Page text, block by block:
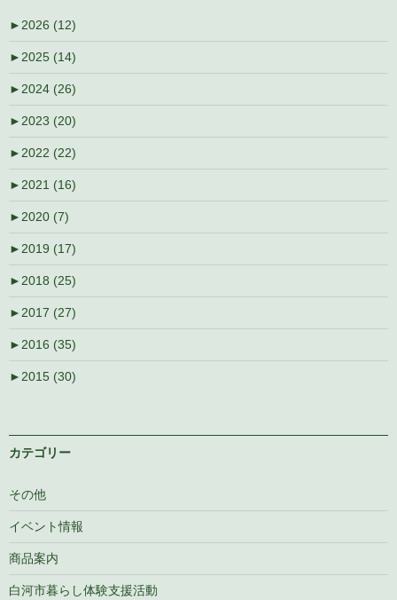
► 2026 (12)
► 2025 (14)
► 2024 (26)
► 2023 (20)
► 2022 (22)
► 2021 (16)
► 2020 (7)
► 2019 (17)
► 2018 (25)
► 2017 (27)
► 2016 (35)
► 2015 (30)
カテゴリー
その他
イベント情報
商品案内
白河市暮らし体験支援活動